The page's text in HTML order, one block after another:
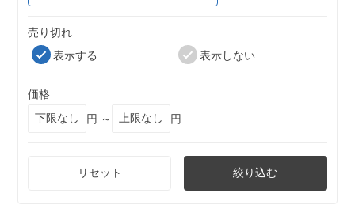
売り切れ
表示する
表示しない
価格
円 ～
円
リセット 絞り込む